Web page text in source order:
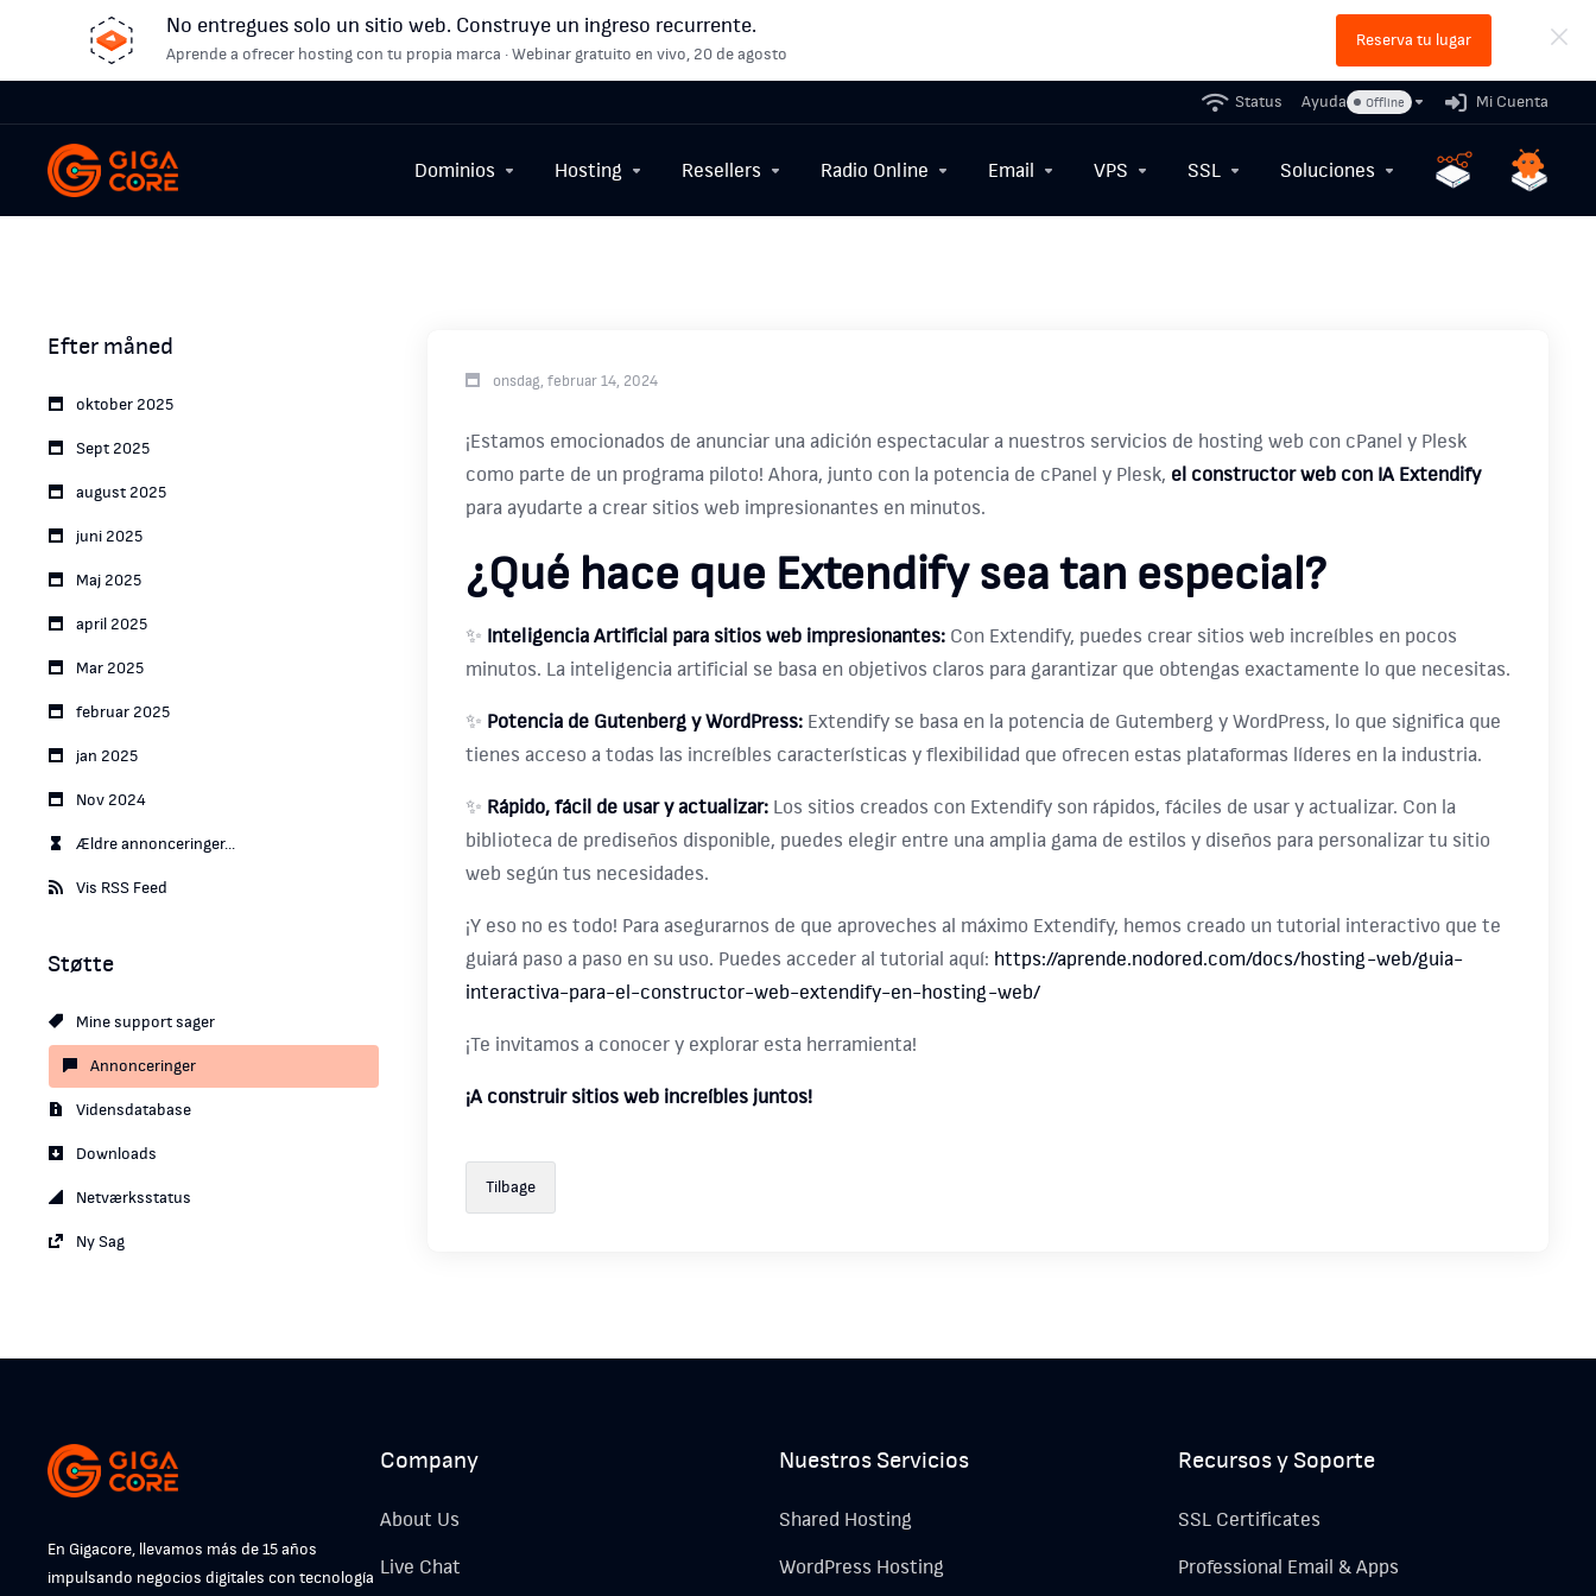
No entregues solo un sitio web. Construye un ingreso recurrente.
Aprende a ofrecer hosting con tu propia marca · Webinar gratuito en vivo, 20 de agosto
Reserva tu lugar
Status Ayuda Offline Mi Cuenta
Dominios Hosting Resellers Radio Online Email VPS SSL Soluciones
Efter måned
oktober 2025
Sept 2025
august 2025
juni 2025
Maj 2025
april 2025
Mar 2025
februar 2025
jan 2025
Nov 2024
Ældre annonceringer...
Vis RSS Feed
Støtte
Mine support sager
Annonceringer
Vidensdatabase
Downloads
Netværksstatus
Ny Sag
onsdag, februar 14, 2024
¡Estamos emocionados de anunciar una adición espectacular a nuestros servicios de hosting web con cPanel y Plesk
como parte de un programa piloto! Ahora, junto con la potencia de cPanel y Plesk, el constructor web con IA Extendify
para ayudarte a crear sitios web impresionantes en minutos.
¿Qué hace que Extendify sea tan especial?
✨ Inteligencia Artificial para sitios web impresionantes: Con Extendify, puedes crear sitios web increíbles en pocos
minutos. La inteligencia artificial se basa en objetivos claros para garantizar que obtengas exactamente lo que necesitas.
✨ Potencia de Gutenberg y WordPress: Extendify se basa en la potencia de Gutemberg y WordPress, lo que significa que
tienes acceso a todas las increíbles características y flexibilidad que ofrecen estas plataformas líderes en la industria.
✨ Rápido, fácil de usar y actualizar: Los sitios creados con Extendify son rápidos, fáciles de usar y actualizar. Con la
biblioteca de prediseños disponible, puedes elegir entre una amplia gama de estilos y diseños para personalizar tu sitio
web según tus necesidades.
¡Y eso no es todo! Para asegurarnos de que aproveches al máximo Extendify, hemos creado un tutorial interactivo que te
guiará paso a paso en su uso. Puedes acceder al tutorial aquí: https://aprende.nodored.com/docs/hosting-web/guia-
interactiva-para-el-constructor-web-extendify-en-hosting-web/
¡Te invitamos a conocer y explorar esta herramienta!
¡A construir sitios web increíbles juntos!
Tilbage
En Gigacore, llevamos más de 15 años
impulsando negocios digitales con tecnología
Company
About Us
Live Chat
Nuestros Servicios
Shared Hosting
WordPress Hosting
Recursos y Soporte
SSL Certificates
Professional Email & Apps